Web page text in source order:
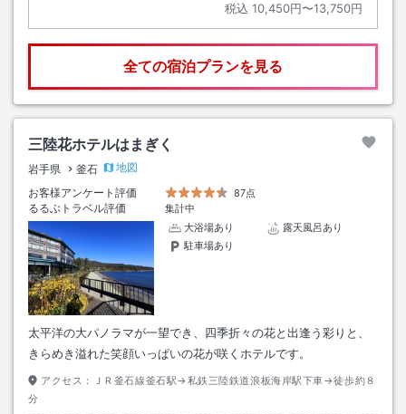
税込 10,450円〜13,750円
全ての宿泊プランを見る
三陸花ホテルはまぎく
岩手県 釜石
地図
お客様アンケート評価
87点
るるぶトラベル評価
集計中
大浴場あり
露天風呂あり
駐車場あり
太平洋の大パノラマが一望でき、四季折々の花と出逢う彩りと、
きらめき溢れた笑顔いっぱいの花が咲くホテルです。
アクセス：
ＪＲ釜石線釜石駅→私鉄三陸鉄道浪板海岸駅下車→徒歩約８
分